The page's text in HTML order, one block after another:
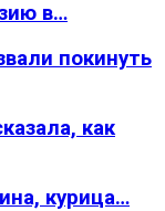
в…
покинуть
как
курица…